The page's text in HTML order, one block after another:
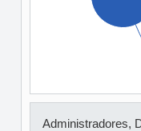
Administradores,